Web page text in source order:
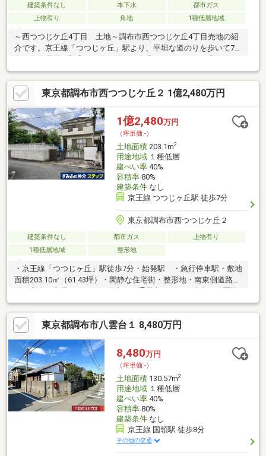
建築条件なし 本下水
都市ガス
上物有り
角地 1種低層地域
～西つつじケ丘4丁目 土地～調布市西つつじケ丘4丁目売地の紹
介です。京王線「つつじヶ丘」駅より、平坦な道のりを歩いて7
分。急行利用で新宿まで約20分と、都心へのアクセスは良好で
す！駅直結の「京王リトナードつつじヶ丘」や駅前にはスーパー
「オオゼキ」が揃い、お仕事帰りの買い物もスムーズです♪物件周
辺は、駅前から程よく離れた閑静な住宅街で、小さなお子様のい
るご家庭や、静かな環境を好む方におススメのロケーションで
す。周辺環境と併せてご覧ください。お問い合わせを心よりお待
ちしております。
東京都調布市西つつじケ丘２ 1億2,480万円
1億2,480万円
（坪単価:-）
土地面積203.1m2
用途地域１種低層
建ぺい率40%
容積率80%
建築条件なし
京王線 つつじヶ丘駅 徒歩7分
東京都調布市西つつじケ丘２
建築条件なし 都市ガス
上物有り
1種低層地域
整形地
・京王線「つつじヶ丘」駅徒歩7分・始発駅 ・急行停車駅・敷地
面積203.10㎡（61.43坪）・閑静な住宅街・整形地・南東側道路接
にコンビニやスーパーなどの買物施設充実・建築条件付き土地で
はございません
東京都調布市八雲台１ 8,480万円
8,480万円
（坪単価:-）
土地面積130.57m2
用途地域１種低層
建ぺい率40%
容積率80%
建築条件なし
京王線 国領駅 徒歩8分
その他の交通